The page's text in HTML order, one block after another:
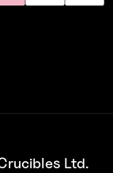
Ltd.